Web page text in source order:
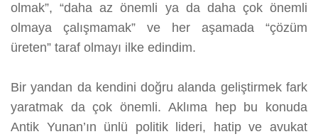
olmak”, “daha az önemli ya da daha çok önemli
olmaya çalışmamak” ve her aşamada “çözüm
üreten” taraf olmayı ilke edindim.
Bir yandan da kendini doğru alanda geliştirmek fark
yaratmak da çok önemli. Aklıma hep bu konuda
Antik Yunan’ın ünlü politik lideri, hatip ve avukat